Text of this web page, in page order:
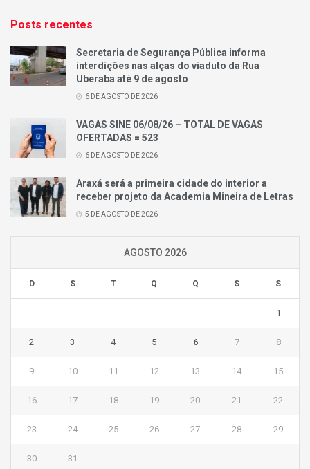
Posts recentes
Secretaria de Segurança Pública informa
interdições nas alças do viaduto da Rua
Uberaba até 9 de agosto
6 DE AGOSTO DE 2026
VAGAS SINE 06/08/26 – TOTAL DE VAGAS
OFERTADAS = 523
6 DE AGOSTO DE 2026
Araxá será a primeira cidade do interior a
receber projeto da Academia Mineira de Letras
5 DE AGOSTO DE 2026
AGOSTO 2026
D S T Q Q S S
1
2 3 4 5 6 7 8
9 10 11 12 13 14 15
16 17 18 19 20 21 22
23 24 25 26 27 28 29
30 31